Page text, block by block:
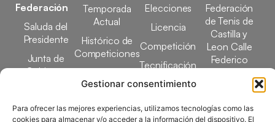
Gestionar consentimiento
Para ofrecer las mejores experiencias, utilizamos tecnologías como las
cookies para almacenar y/o acceder a la información del dispositivo. El
Federación
Saluda del
Presidente
Junta de
Gobierno
Elecciones
Temporada
Actual
Histórico de
Competiciones
Designaciones
Arbitrales
Elecciones
Licencia
Competición
Tecnificación
Docencia
Federación
de Tenis de
Castilla y
Leon Calle
Federico
García Lorca,